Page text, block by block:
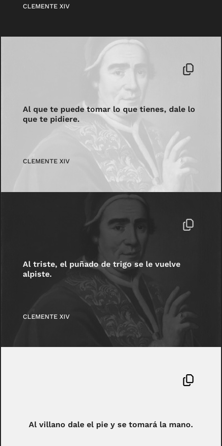
CLEMENTE XIV
Al que te puede tomar lo que tienes, dale lo
que te pidiere.
CLEMENTE XIV
Al triste, el puñado de trigo se le vuelve
alpiste.
CLEMENTE XIV
Al villano dale el pie y se tomará la mano.